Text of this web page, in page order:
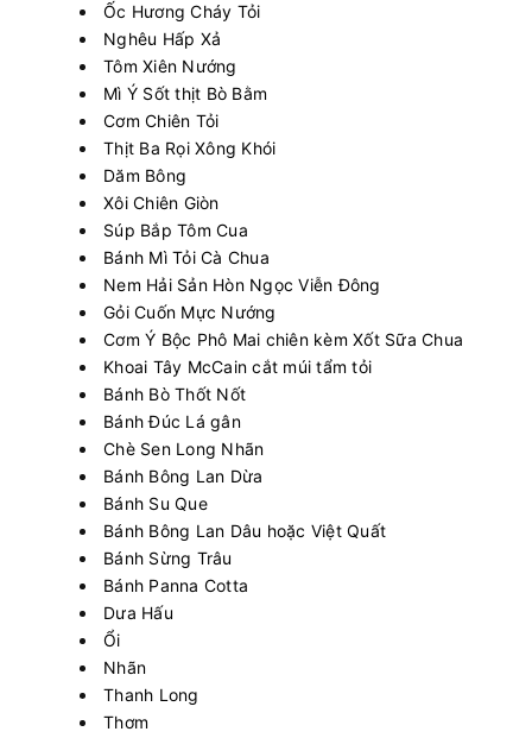
Ốc Hương Cháy Tỏi
Nghêu Hấp Xả
Tôm Xiên Nướng
Mì Ý Sốt thịt Bò Bằm
Cơm Chiên Tỏi
Thịt Ba Rọi Xông Khói
Dăm Bông
Xôi Chiên Giòn
Súp Bắp Tôm Cua
Bánh Mì Tỏi Cà Chua
Nem Hải Sản Hòn Ngọc Viễn Đông
Gỏi Cuốn Mực Nướng
Cơm Ý Bộc Phô Mai chiên kèm Xốt Sữa Chua
Khoai Tây McCain cắt múi tẩm tỏi
Bánh Bò Thốt Nốt
Bánh Đúc Lá gân
Chè Sen Long Nhãn
Bánh Bông Lan Dừa
Bánh Su Que
Bánh Bông Lan Dâu hoặc Việt Quất
Bánh Sừng Trâu
Bánh Panna Cotta
Dưa Hấu
Ổi
Nhãn
Thanh Long
Thơm